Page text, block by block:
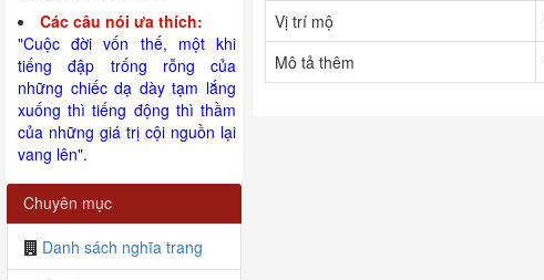
Vị trí mộ
Mô tả thêm
Các câu nói ưa thích:
"Cuộc đời vốn thế, một khi
tiếng đập trống rỗng của
những chiếc dạ dày tạm lắng
xuống thì tiếng động thì thầm
của những giá trị cội nguồn lại
vang lên".
Chuyên mục
Danh sách nghĩa trang